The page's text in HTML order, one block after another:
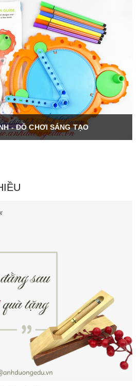
- ĐỒ CHƠI SÁNG TẠO